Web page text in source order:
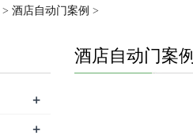
> 酒店自动门案例 >
酒店自动门案例
+
+